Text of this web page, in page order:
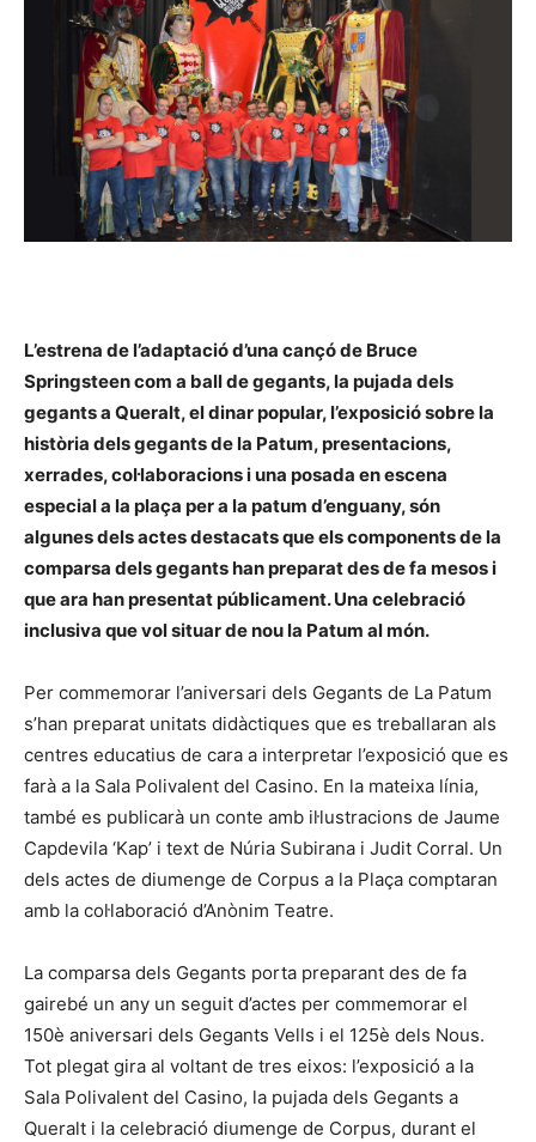
L’estrena de l’adaptació d’una cançó de Bruce
Springsteen com a ball de gegants, la pujada dels
gegants a Queralt, el dinar popular, l’exposició sobre la
història dels gegants de la Patum, presentacions,
xerrades, col·laboracions i una posada en escena
especial a la plaça per a la patum d’enguany, són
algunes dels actes destacats que els components de la
comparsa dels gegants han preparat des de fa mesos i
que ara han presentat públicament. Una celebració
inclusiva que vol situar de nou la Patum al món.
Per commemorar l’aniversari dels Gegants de La Patum
s’han preparat unitats didàctiques que es treballaran als
centres educatius de cara a interpretar l’exposició que es
farà a la Sala Polivalent del Casino. En la mateixa línia,
també es publicarà un conte amb il·lustracions de Jaume
Capdevila ‘Kap’ i text de Núria Subirana i Judit Corral. Un
dels actes de diumenge de Corpus a la Plaça comptaran
amb la col·laboració d’Anònim Teatre.
La comparsa dels Gegants porta preparant des de fa
gairebé un any un seguit d’actes per commemorar el
150è aniversari dels Gegants Vells i el 125è dels Nous.
Tot plegat gira al voltant de tres eixos: l’exposició a la
Sala Polivalent del Casino, la pujada dels Gegants a
Queralt i la celebració diumenge de Corpus, durant el